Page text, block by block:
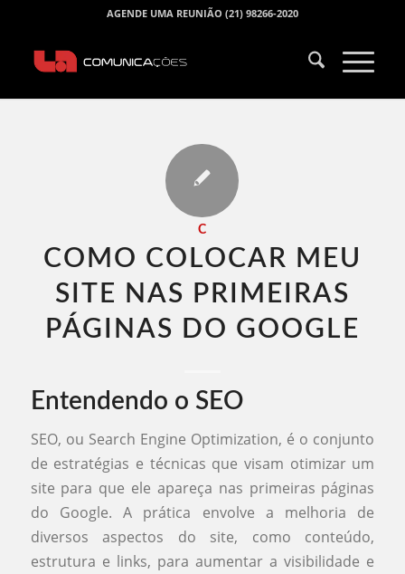
AGENDE UMA REUNIÃO (21) 98266-2020
C
COMO COLOCAR MEU
SITE NAS PRIMEIRAS
PÁGINAS DO GOOGLE​
Entendendo o SEO
SEO, ou Search Engine Optimization, é o conjunto
de estratégias e técnicas que visam otimizar um
site para que ele apareça nas primeiras páginas
do Google. A prática envolve a melhoria de
diversos aspectos do site, como conteúdo,
estrutura e links, para aumentar a visibilidade e